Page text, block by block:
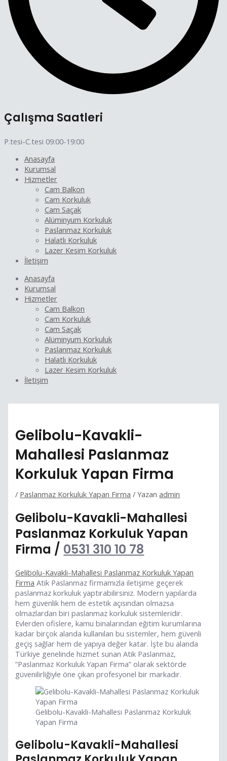
Çalışma Saatleri
P.tesi-C.tesi 09:00-19:00
Anasayfa
Kurumsal
Hizmetler
Cam Balkon
Cam Korkuluk
Cam Saçak
Alüminyum Korkuluk
Paslanmaz Korkuluk
Halatlı Korkuluk
Lazer Kesim Korkuluk
İletişim
Anasayfa
Kurumsal
Hizmetler
Cam Balkon
Cam Korkuluk
Cam Saçak
Alüminyum Korkuluk
Paslanmaz Korkuluk
Halatlı Korkuluk
Lazer Kesim Korkuluk
İletişim
Gelibolu-Kavakli-
Mahallesi Paslanmaz
Korkuluk Yapan Firma
/ Paslanmaz Korkuluk Yapan Firma / Yazan admin
Gelibolu-Kavakli-Mahallesi
Paslanmaz Korkuluk Yapan
Firma / 0531 310 10 78
Gelibolu-Kavakli-Mahallesi Paslanmaz Korkuluk Yapan
Firma Atik Paslanmaz firmamızla iletişime geçerek
paslanmaz korkuluk yaptırabilirsiniz. Modern yapılarda
hem güvenlik hem de estetik açısından olmazsa
olmazlardan biri paslanmaz korkuluk sistemleridir.
Evlerden ofislere, kamu binalarından eğitim kurumlarına
kadar birçok alanda kullanılan bu sistemler, hem güvenli
geçiş sağlar hem de yapıya değer katar. İşte bu alanda
Türkiye genelinde hizmet sunan Atik Paslanmaz,
“Paslanmaz Korkuluk Yapan Firma” olarak sektörde
güvenilirliğiyle öne çıkan profesyonel bir markadır.
Gelibolu-Kavakli-Mahallesi Paslanmaz Korkuluk
Yapan Firma
Gelibolu-Kavakli-Mahallesi